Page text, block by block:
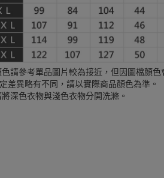
請參考單品圖片較為接近，但因圖檔顏色
差異略有不同，請以實際商品顏色為準。
深色衣物與淺色衣物分開洗滌。